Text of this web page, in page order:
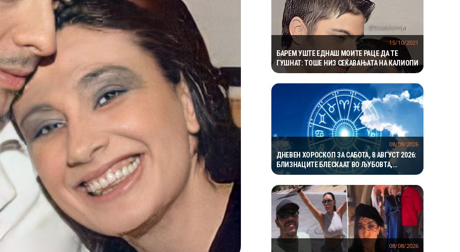
БАРЕМ УШТЕ ЕДНАШ МОИТЕ РАЦЕ ДА ТЕ
ГУШНАТ: ТОШЕ НИЗ СЕЌАВАЊАТА НА КАЛИОПИ
15/10/2021
ДНЕВЕН ХОРОСКОП ЗА САБОТА, 8 АВГУСТ 2026:
БЛИЗНАЦИТЕ БЛЕСКААТ ВО ЉУБОВТА,
РАКОВИТЕ ВО КАРИЕРАТА, А ВАГИТЕ ИМААТ
ОДЛИЧЕН ДЕН ЗА ХАРМОНИЈА
08/08/2026
08/08/2026